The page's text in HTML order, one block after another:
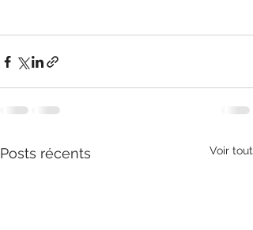
Posts récents Voir tout